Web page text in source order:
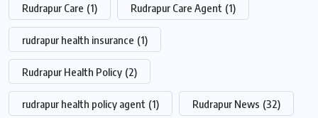
Rudrapur Care (1) Rudrapur Care Agent (1)
rudrapur health insurance (1)
Rudrapur Health Policy (2)
rudrapur health policy agent (1) Rudrapur News (32)